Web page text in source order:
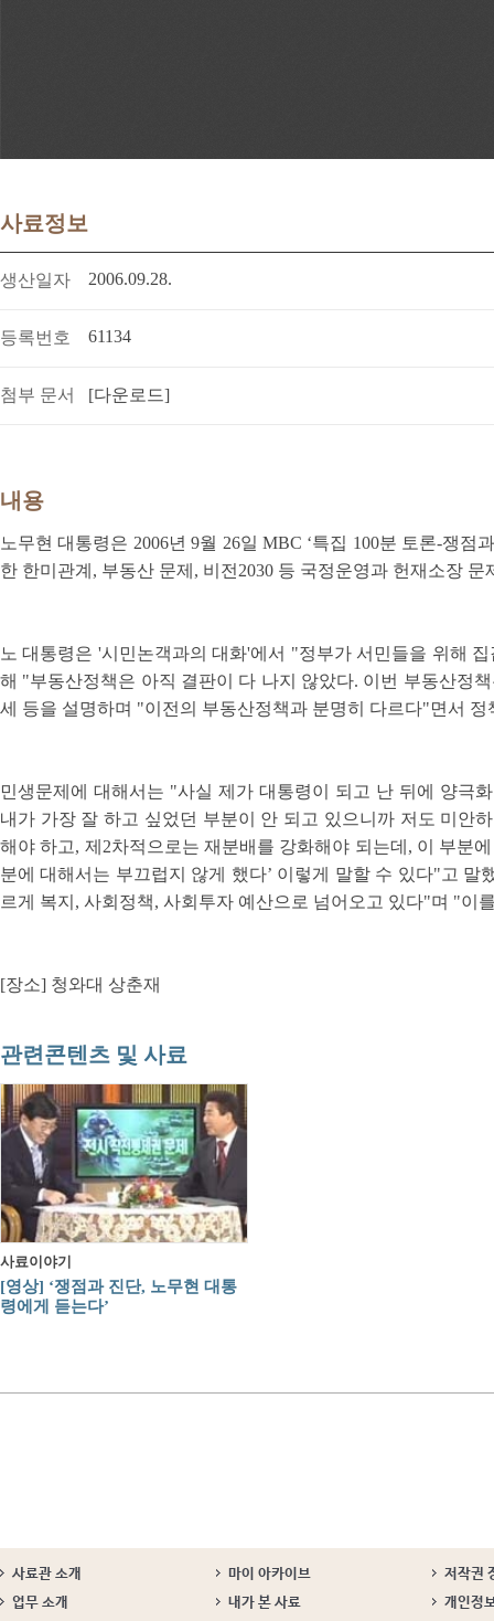
사료정보
생산일자 2006.09.28.
등록번호 61134
첨부 문서 [다운로드]
내용
노무현 대통령은 2006년 9월 26일 MBC ‘특집 100분 토론-쟁
한 한미관계, 부동산 문제, 비전2030 등 국정운영과 헌재소장
노 대통령은 '시민논객과의 대화'에서 "정부가 서민들을 위해
해 "부동산정책은 아직 결판이 다 나지 않았다. 이번 부동산정
세 등을 설명하며 "이전의 부동산정책과 분명히 다르다"면서
민생문제에 대해서는 "사실 제가 대통령이 되고 난 뒤에 양극
내가 가장 잘 하고 싶었던 부분이 안 되고 있으니까 저도 미안
해야 하고, 제2차적으로는 재분배를 강화해야 되는데, 이 부분
분에 대해서는 부끄럽지 않게 했다’ 이렇게 말할 수 있다"고
르게 복지, 사회정책, 사회투자 예산으로 넘어오고 있다"며 "
[장소] 청와대 상춘재
관련콘텐츠 및 사료
사료이야기
[영상] ‘쟁점과 진단, 노무현 대통
령에게 듣는다’
사료관 소개 마이 아카이브
저작권
업무 소개
내가 본 사료 개인정